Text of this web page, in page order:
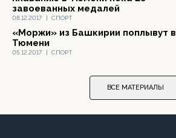
08.12.2017 | СПОРТ
завоеванных медалей
05.12.2017 | СПОРТ
«Моржи» из Башкирии поплывут в
Тюмени
ВСЕ МАТЕРИАЛЫ